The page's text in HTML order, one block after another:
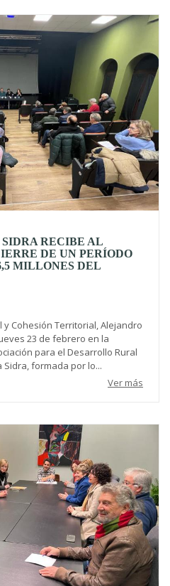
RECIBE AL
DE UN PERÍODO
MILLONES DEL
y Cohesión Territorial, Alejandro
23 de febrero en la
para el Desarrollo Rural
Sidra, formada por lo...
Ver más